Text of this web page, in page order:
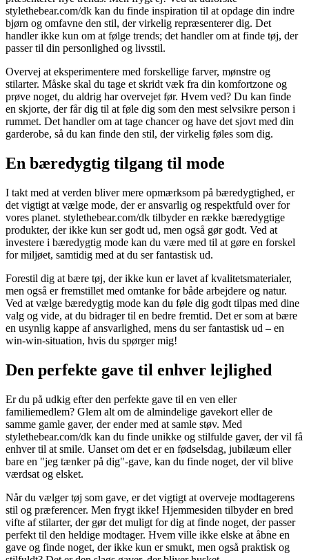
stylethebear.com/dk kan du finde inspiration til at opdage din indre
bjørn og omfavne den stil, der virkelig repræsenterer dig. Det
handler ikke kun om at følge trends; det handler om at finde tøj, der
passer til din personlighed og livsstil.
Overvej at eksperimentere med forskellige farver, mønstre og
stilarter. Måske skal du tage et skridt væk fra din komfortzone og
prøve noget, du aldrig har overvejet før. Hvem ved? Du kan finde
en skjorte, der får dig til at føle dig som den mest selvsikre person i
rummet. Det handler om at tage chancer og have det sjovt med din
garderobe, så du kan finde den stil, der virkelig føles som dig.
En bæredygtig tilgang til mode
I takt med at verden bliver mere opmærksom på bæredygtighed, er
det vigtigt at vælge mode, der er ansvarlig og respektfuld over for
vores planet. stylethebear.com/dk tilbyder en række bæredygtige
produkter, der ikke kun ser godt ud, men også gør godt. Ved at
investere i bæredygtig mode kan du være med til at gøre en forskel
for miljøet, samtidig med at du ser fantastisk ud.
Forestil dig at bære tøj, der ikke kun er lavet af kvalitetsmaterialer,
men også er fremstillet med omtanke for både arbejdere og natur.
Ved at vælge bæredygtig mode kan du føle dig godt tilpas med dine
valg og vide, at du bidrager til en bedre fremtid. Det er som at bære
en usynlig kappe af ansvarlighed, mens du ser fantastisk ud – en
win-win-situation, hvis du spørger mig!
Den perfekte gave til enhver lejlighed
Er du på udkig efter den perfekte gave til en ven eller
familiemedlem? Glem alt om de almindelige gavekort eller de
samme gamle gaver, der ender med at samle støv. Med
stylethebear.com/dk kan du finde unikke og stilfulde gaver, der vil få
enhver til at smile. Uanset om det er en fødselsdag, jubilæum eller
bare en "jeg tænker på dig"-gave, kan du finde noget, der vil blive
værdsat og elsket.
Når du vælger tøj som gave, er det vigtigt at overveje modtagerens
stil og præferencer. Men frygt ikke! Hjemmesiden tilbyder en bred
vifte af stilarter, der gør det muligt for dig at finde noget, der passer
perfekt til den heldige modtager. Hvem ville ikke elske at åbne en
gave og finde noget, der ikke kun er smukt, men også praktisk og